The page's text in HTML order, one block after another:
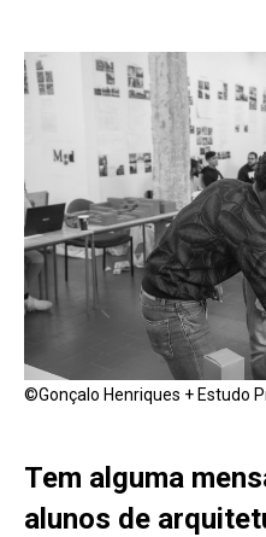
©Gonçalo Henriques + Estudo
Tem alguma
alunos de